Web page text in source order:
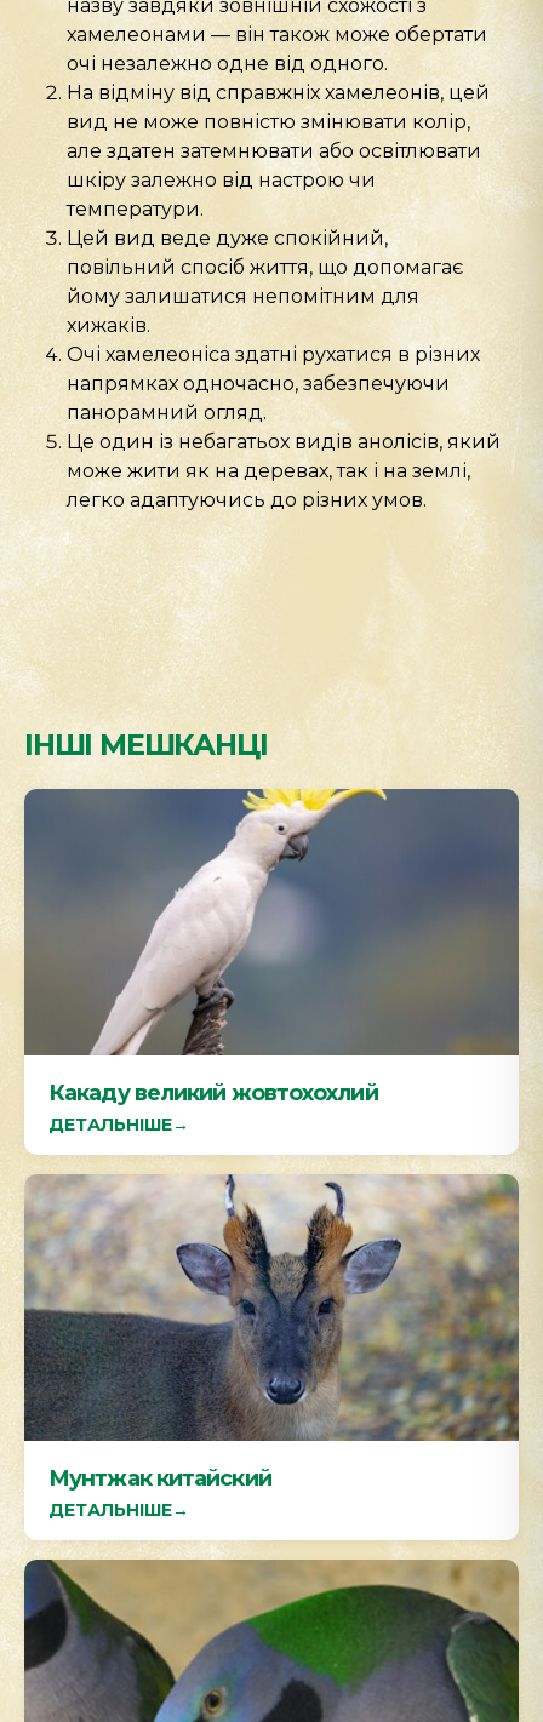
назву завдяки зовнішній схожості з
хамелеонами — він також може обертати
очі незалежно одне від одного.
На відміну від справжніх хамелеонів, цей
вид не може повністю змінювати колір,
але здатен затемнювати або освітлювати
шкіру залежно від настрою чи
температури.
Цей вид веде дуже спокійний,
повільний спосіб життя, що допомагає
йому залишатися непомітним для
хижаків.
Очі хамелеоніса здатні рухатися в різних
напрямках одночасно, забезпечуючи
панорамний огляд.
Це один із небагатьох видів анолісів, який
може жити як на деревах, так і на землі,
легко адаптуючись до різних умов.
ІНШІ МЕШКАНЦІ
Какаду великий жовтохохлий
ДЕТАЛЬНІШЕ→
Мунтжак китайский
ДЕТАЛЬНІШЕ→